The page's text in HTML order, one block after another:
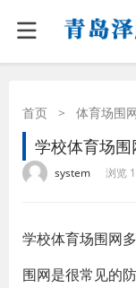
首页 > 体育场围
学校体育场
system 浏览
学校体育场围网
围网是很常见的